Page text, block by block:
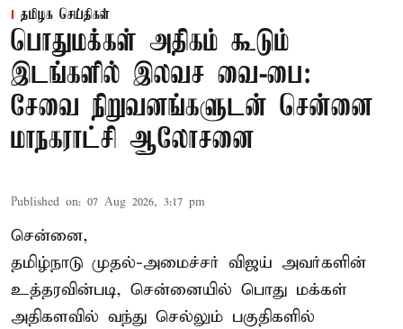
தமிழக செய்திகள்
பொதுமக்கள் அதிகம் கூடும்
இடங்களில் இலவச வை-பை:
சேவை நிறுவனங்களுடன் சென்னை
மாநகராட்சி ஆலோசனை
Published on: 07 Aug 2026, 3:17 pm
சென்னை,
தமிழ்நாடு முதல்-அமைச்சர் விஜய் அவர்களின்
உத்தரவின்படி, சென்னையில் பொது மக்கள்
அதிகளவில் வந்து செல்லும் பகுதிகளில்